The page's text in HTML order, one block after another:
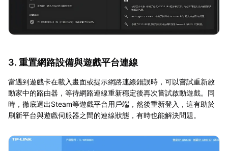
3. 重置網路設備與遊戲平台連線
當遇到遊戲卡在載入畫面或提示網路連線錯誤時，可以嘗試重新啟
動家中的路由器，等待網路連線重新穩定後再次嘗試啟動遊戲。同
時，徹底退出Steam等遊戲平台用戶端，然後重新登入，這有助於
刷新平台與遊戲伺服器之間的連線狀態，有時也能解決問題。